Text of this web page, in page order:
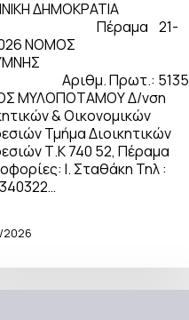
ΔΗΜΟΚΡΑΤΙΑ
21-
ΝΟΜΟΣ
Πρωτ.: 5135
ΜΥΛΟΠΟΤΑΜΟΥ Δ/νση
& Οικονομικών
Τμήμα Διοικητικών
Τ.Κ 740 52, Πέραμα
Ι. Σταθάκη Τηλ :